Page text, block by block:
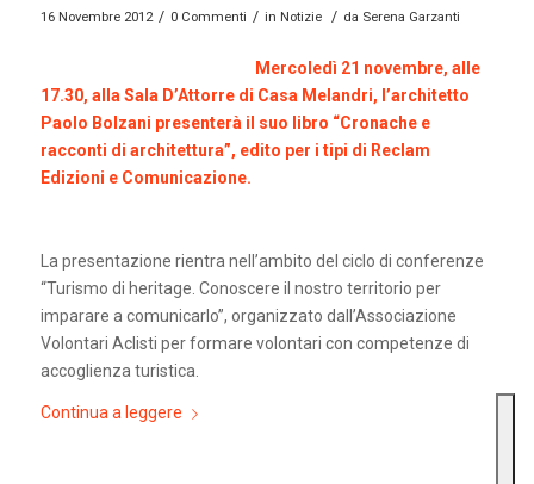
16 Novembre 2012 / 0 Commenti / in Notizie / da Serena Garzanti
Mercoledì 21 novembre, alle
17.30, alla Sala D’Attorre di Casa Melandri, l’architetto
Paolo Bolzani presenterà il suo libro “Cronache e
racconti di architettura”, edito per i tipi di Reclam
Edizioni e Comunicazione.
La presentazione rientra nell’ambito del ciclo di conferenze
“Turismo di heritage. Conoscere il nostro territorio per
imparare a comunicarlo”, organizzato dall’Associazione
Volontari Aclisti per formare volontari con competenze di
accoglienza turistica.
Continua a leggere